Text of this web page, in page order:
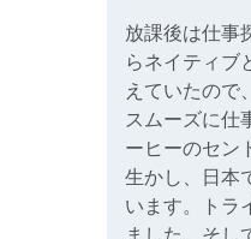
放課後は仕事
らネイティブ
えていたので
スムーズに仕
ーヒーのセン
生かし、日本
います。トラ
ました。そし